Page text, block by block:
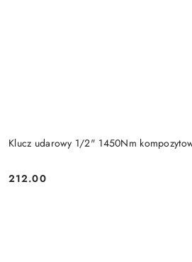
Klucz udarowy 1/2" 1450Nm
Cena:
212.00